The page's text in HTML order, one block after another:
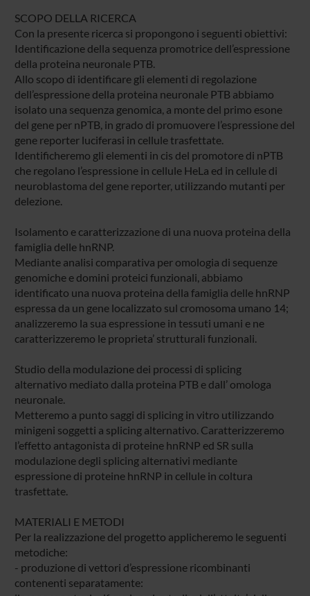
SCOPO DELLA RICERCA
Con la presente ricerca si propongono i seguenti obiettivi:
Identificazione della sequenza promotrice dell’espressione
della proteina neuronale PTB.
Allo scopo di identificare gli elementi di regolazione
dell’espressione della proteina neuronale PTB abbiamo
isolato una sequenza genomica, a monte del primo esone
del gene per nPTB, in grado di promuovere l’espressione del
gene reporter luciferasi in cellule trasfettate.
Identificheremo gli elementi in cis del promotore di nPTB
che regolano l’espressione in cellule HeLa ed in cellule di
neuroblastoma del gene reporter, utilizzando mutanti per
delezione.
Isolamento e caratterizzazione di una nuova proteina della
famiglia delle hnRNP.
Mediante analisi comparativa per omologia di sequenze
genomiche e domini proteici funzionali, abbiamo
identificato una nuova proteina della famiglia delle hnRNP
espressa da un gene localizzato sul cromosoma umano 14;
analizzeremo la sua espressione in tessuti umani e ne
caratterizzeremo le proprieta’ strutturali funzionali.
Studio della modulazione dei processi di splicing
alternativo mediato dalla proteina PTB e dall’ omologa
neuronale.
Metteremo a punto saggi di splicing in vitro utilizzando
minigeni soggetti a splicing alternativo. Caratterizzeremo
l’effetto antagonista di proteine hnRNP ed SR sulla
modulazione degli splicing alternativi mediante
espressione di proteine hnRNP in cellule in coltura
trasfettate.
MATERIALI E METODI
Per la realizzazione del progetto applicheremo le seguenti
metodiche:
- produzione di vettori d’espressione ricombinanti
contenenti separatamente: